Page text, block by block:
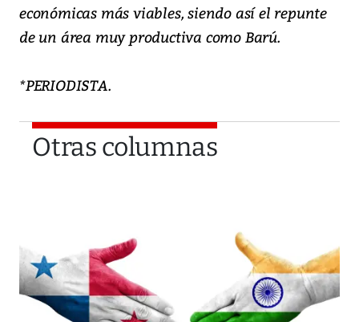
económicas más viables, siendo así el repunte
de un área muy productiva como Barú.
*PERIODISTA.
Otras columnas